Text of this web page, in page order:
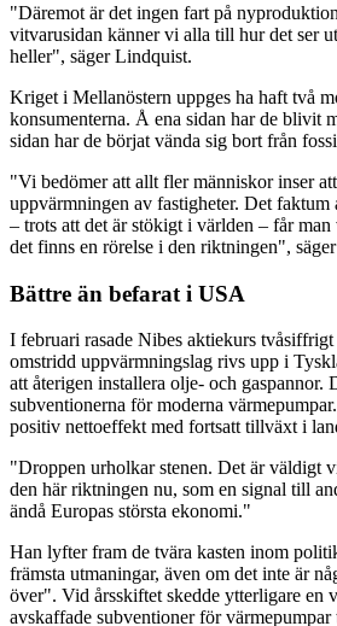
"Däremot är det ingen fart på
vitvarusidan känner vi alla till hur det ser
heller", säger Lindquist.
Kriget i Mellanöstern uppges ha haft två
konsumenterna. Å ena sidan har de blivit
sidan har de börjat vända sig bort från
"Vi bedömer att allt fler människor inser
uppvärmningen av fastigheter. Det
– trots att det är stökigt i världen – får
det finns en rörelse i den riktningen",
Bättre än befarat i USA
I februari rasade Nibes aktiekurs tvåsiffrigt
omstridd uppvärmningslag rivs upp i
att återigen installera olje- och gaspannor.
subventionerna för moderna
positiv nettoeffekt med fortsatt tillväxt i
"Droppen urholkar stenen. Det är väldigt
den här riktningen nu, som en signal till
ändå Europas största ekonomi."
Han lyfter fram de tvära kasten inom
främsta utmaningar, även om det inte är
över". Vid årsskiftet skedde ytterligare en
avskaffade subventioner för